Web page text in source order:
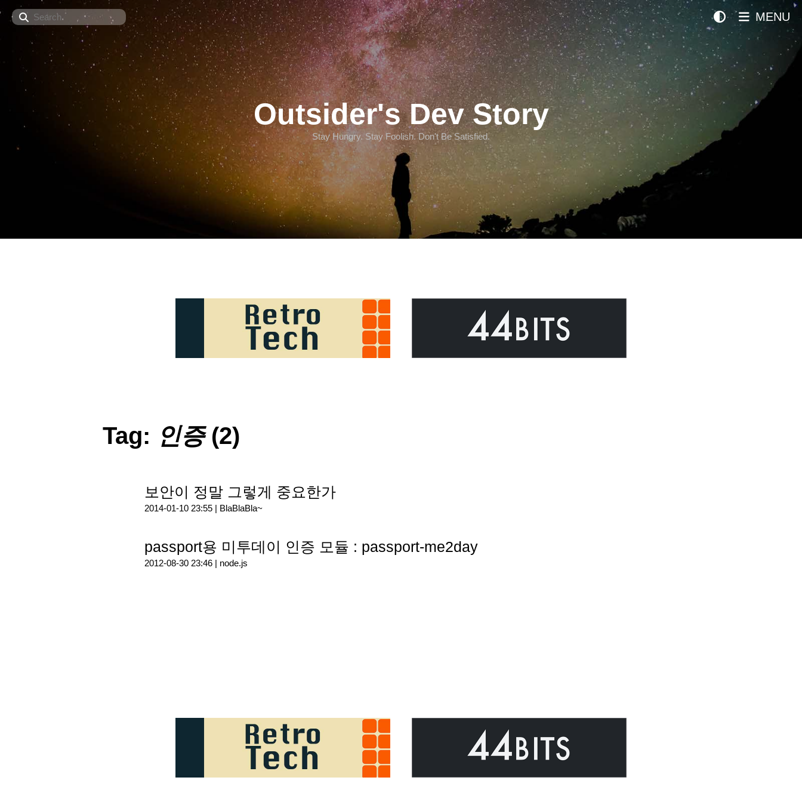
Search
Outsider's Dev Story
Stay Hungry. Stay Foolish. Don't Be Satisfied.
MENU
Tag: 인증(2)
보안이 정말 그렇게 중요한가
2014-01-10 23:55 | BlaBlaBla~
passport용 미투데이 인증 모듈 : passport-me2day
2012-08-30 23:46 | node.js